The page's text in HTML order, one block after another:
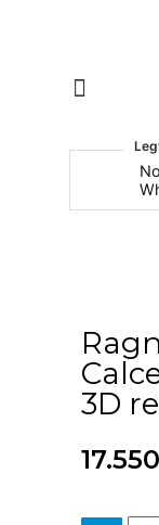
3D
17.550